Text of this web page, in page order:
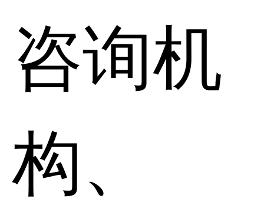
咨询机
构、